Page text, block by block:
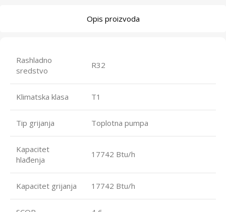
Opis proizvoda
Rashladno
sredstvo
R32
Klimatska klasa T1
Tip grijanja Toplotna pumpa
Kapacitet
hlađenja
17742 Btu/h
Kapacitet grijanja 17742 Btu/h